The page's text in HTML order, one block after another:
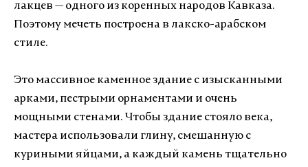
лакцев — одного из коренных народов Кавказа.
Поэтому мечеть построена в лакско-арабском
стиле.
Это массивное каменное здание с изысканными
арками, пестрыми орнаментами и очень
мощными стенами. Чтобы здание стояло века,
мастера использовали глину, смешанную с
куриными яйцами, а каждый камень тщательно